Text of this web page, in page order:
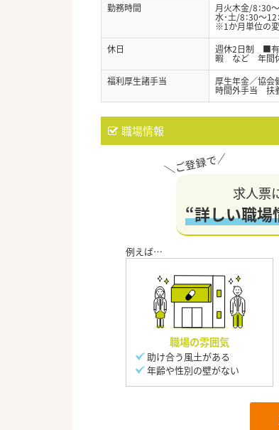
勤務時間
月火木金/8：30
水･土/8：30～12
※1か月単位の
休日
週休2日制 ■有
暇 など 年間
福利厚生諸手当
厚生年金／協会
時間外手当 扶
職場情報
求人票
“詳しい職場
職場の雰囲気
助け合う風土がある
年齢や性別の壁がない